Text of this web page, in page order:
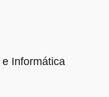
e Informática